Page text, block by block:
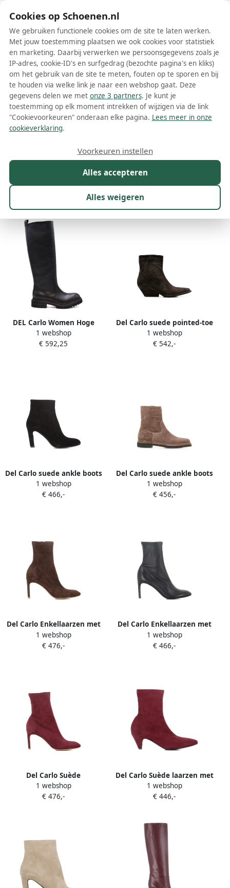
Schoenen.nl
Wis filters Alle filters
Del Carlo dames laarzen
Meer lezen
Kleur Prijs
29 resultaten:
DEL Carlo Women Hoge
Laarzen Black Dames
1 webshop
€ 592,25
Del Carlo suede pointed-toe
ankle boots Bruin
1 webshop
€ 542,-
Del Carlo suede ankle boots
Zwart
1 webshop
€ 466,-
Del Carlo suede ankle boots
Bruin
1 webshop
€ 456,-
Del Carlo Enkellaarzen met
puntige neus Bruin
1 webshop
€ 476,-
Del Carlo Enkellaarzen met
stilettohak Zwart
1 webshop
€ 466,-
Del Carlo Suède
enkellaarzen met
stilettohak Rood
1 webshop
€ 476,-
Del Carlo Suède laarzen met
rits Rood
1 webshop
€ 446,-
Cookies op Schoenen.nl
We gebruiken functionele cookies om de site te laten werken.
Met jouw toestemming plaatsen we ook cookies voor statistiek
en marketing. Daarbij verwerken we persoonsgegevens zoals je
IP-adres, cookie-ID's en surfgedrag (bezochte pagina's en kliks)
om het gebruik van de site te meten, fouten op te sporen en bij
te houden via welke link je naar een webshop gaat. Deze
gegevens delen we met onze 3 partners. Je kunt je
toestemming op elk moment intrekken of wijzigen via de link
"Cookievoorkeuren" onderaan elke pagina. Lees meer in onze
cookieverklaring.
Alles accepteren
Alles weigeren
Voorkeuren instellen